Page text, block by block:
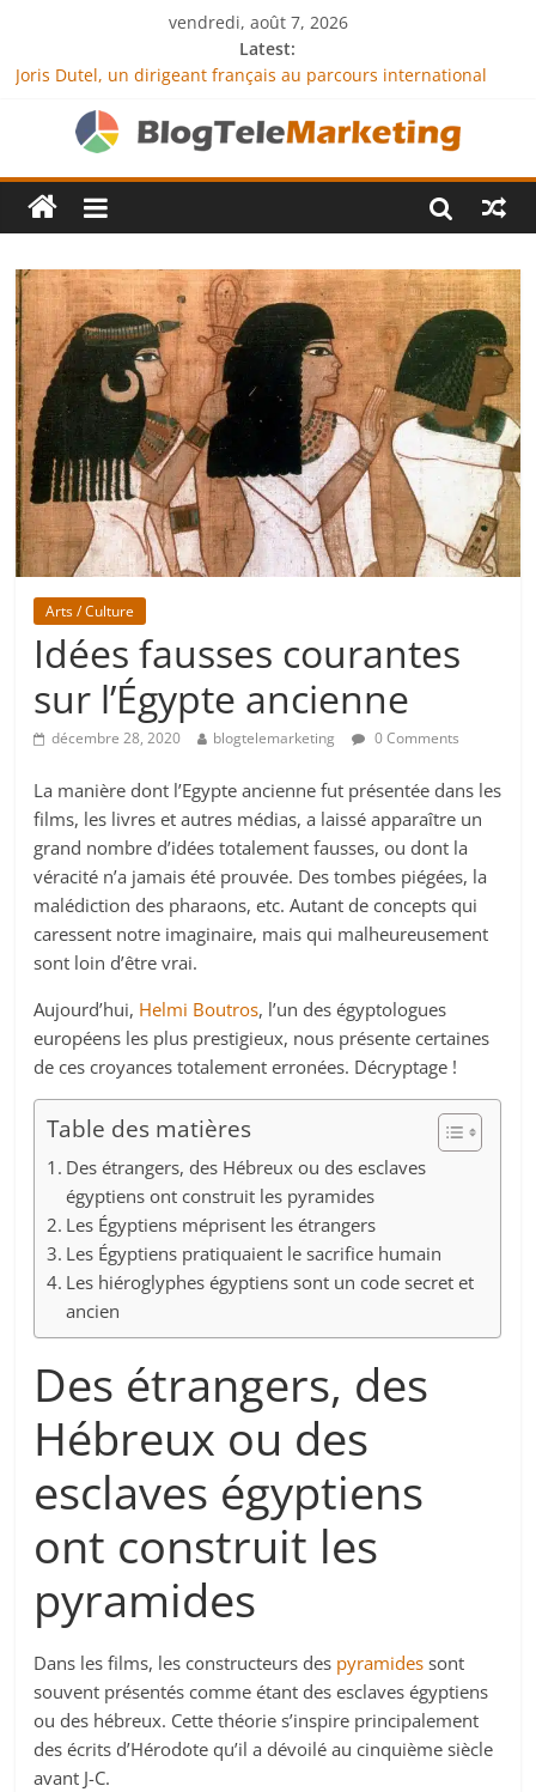
vendredi, août 7, 2026
Latest:
Joris Dutel, un dirigeant français au parcours international
Agria Assurance Animaux : comment l’entreprise se
démarque-t-elle de la concurrence ?
JCA Academy : l’excellence au service de l’indépendance
financière
Denis Bouclon : la diplomatie éducative comme moteur de
Next Terra International : des solutions logistiques au service
du commerce international
Arts / Culture
Idées fausses courantes
sur l’Égypte ancienne
décembre 28, 2020 blogtelemarketing 0 Comments
La manière dont l’Egypte ancienne fut présentée dans les
films, les livres et autres médias, a laissé apparaître un
grand nombre d’idées totalement fausses, ou dont la
véracité n’a jamais été prouvée. Des tombes piégées, la
malédiction des pharaons, etc. Autant de concepts qui
caressent notre imaginaire, mais qui malheureusement
sont loin d’être vrai.
Aujourd’hui, Helmi Boutros, l’un des égyptologues
européens les plus prestigieux, nous présente certaines
de ces croyances totalement erronées. Décryptage !
Table des matières
Des étrangers, des Hébreux ou des esclaves
égyptiens ont construit les pyramides
Les Égyptiens méprisent les étrangers
Les Égyptiens pratiquaient le sacrifice humain
Les hiéroglyphes égyptiens sont un code secret et
ancien
Des étrangers, des
Hébreux ou des
esclaves égyptiens
ont construit les
pyramides
Dans les films, les constructeurs des pyramides sont
souvent présentés comme étant des esclaves égyptiens
ou des hébreux. Cette théorie s’inspire principalement
des écrits d’Hérodote qu’il a dévoilé au cinquième siècle
avant J-C.